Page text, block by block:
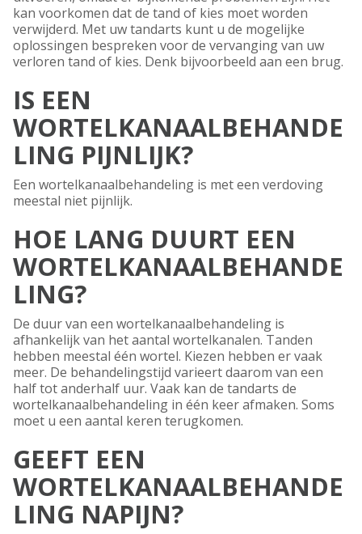
kan voorkomen dat de tand of kies moet worden
verwijderd. Met uw tandarts kunt u de mogelijke
oplossingen bespreken voor de vervanging van uw
verloren tand of kies. Denk bijvoorbeeld aan een brug.
IS EEN
WORTELKANAALBEHANDE
LING PIJNLIJK?
Een wortelkanaalbehandeling is met een verdoving
meestal niet pijnlijk.
HOE LANG DUURT EEN
WORTELKANAALBEHANDE
LING?
De duur van een wortelkanaalbehandeling is
afhankelijk van het aantal wortelkanalen. Tanden
hebben meestal één wortel. Kiezen hebben er vaak
meer. De behandelingstijd varieert daarom van een
half tot anderhalf uur. Vaak kan de tandarts de
wortelkanaalbehandeling in één keer afmaken. Soms
moet u een aantal keren terugkomen.
GEEFT EEN
WORTELKANAALBEHANDE
LING NAPIJN?